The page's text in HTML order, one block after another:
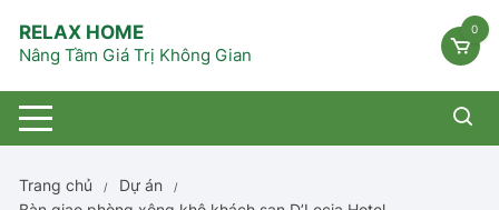
nội
dung
RELAX HOME
Nâng Tầm Giá Trị Không Gian
0
Trang chủ
Dự án